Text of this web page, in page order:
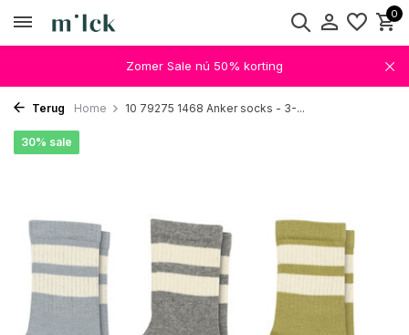
0
Zomer Sale nú 50% korting
Terug Home 10 79275 1468 Anker socks - 3-...
30% sale